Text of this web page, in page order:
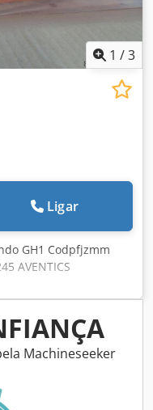
1 /3
Ligar
GH1 Codpfjzmm
AVENTICS
– artigo novo,
Machineseeker